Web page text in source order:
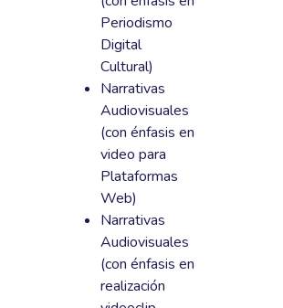
Periodismo
Digital
Cultural)
Narrativas
Audiovisuales
(con énfasis en
video para
Plataformas
Web)
Narrativas
Audiovisuales
(con énfasis en
realización